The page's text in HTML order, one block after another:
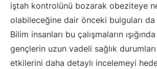
iştah kontrolünü bozarak obeziteye
olabileceğine dair önceki bulguları
Bilim insanları bu çalışmaların
gençlerin uzun vadeli sağlık
etkilerini daha detaylı incelemeyi